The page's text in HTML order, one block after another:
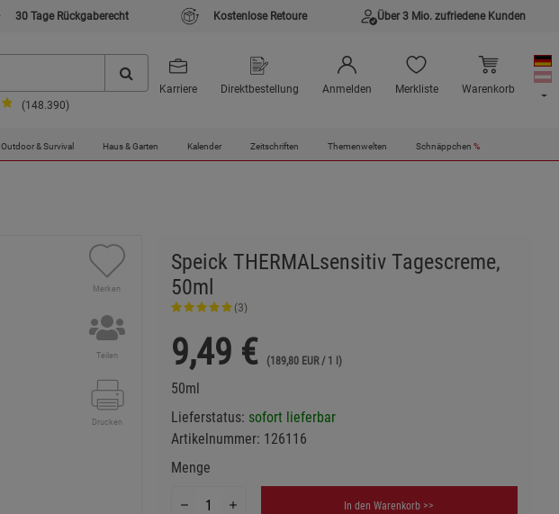
30 Tage Rückgaberecht Kostenlose Retoure Über 3 Mio. zufriedene Kunden
(148.390)
Karriere Direktbestellung Anmelden Merkliste Warenkorb
Outdoor & Survival Haus & Garten Kalender Zeitschriften Themenwelten Schnäppchen %
Merken
Teilen
Drucken
Speick THERMALsensitiv Tagescreme,
50ml
(3)
9,49 € (189,80 EUR / 1 l)
50ml
Lieferstatus: sofort lieferbar
Artikelnummer: 126116
Menge
In den Warenkorb >>